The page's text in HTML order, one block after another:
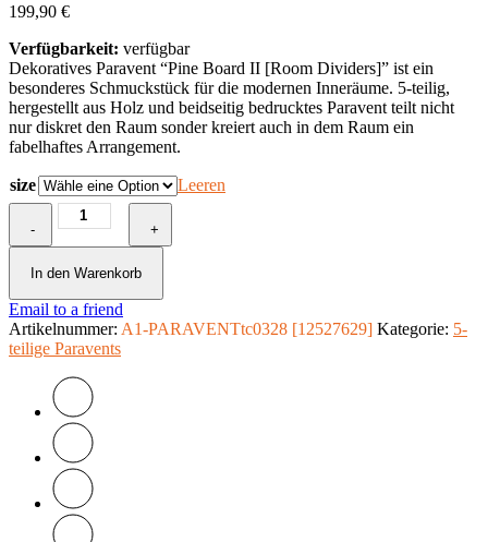
199,90 €
Verfügbarkeit: verfügbar
Dekoratives Paravent “Pine Board II [Room Dividers]” ist ein
besonderes Schmuckstück für die modernen Inneräume. 5-teilig,
hergestellt aus Holz und beidseitig bedrucktes Paravent teilt nicht
nur diskret den Raum sonder kreiert auch in dem Raum ein
fabelhaftes Arrangement.
size Leeren
-
teiliges
Paravent
-
Board
II
[Room
Menge
+
In den Warenkorb
Email to a friend
Artikelnummer: A1-PARAVENTtc0328 [12527629] Kategorie: 5-
teilige Paravents